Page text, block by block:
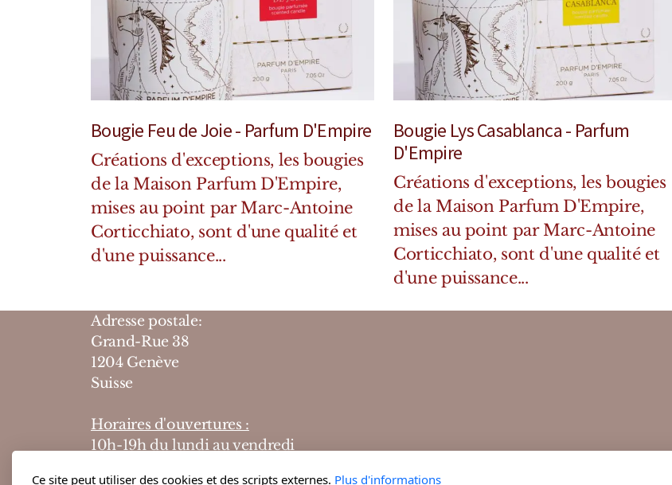
Bougie Feu de Joie - Parfum D'Empire
Créations d'exceptions, les bougies
de la Maison Parfum D'Empire,
mises au point par Marc-Antoine
Corticchiato, sont d'une qualité et
d'une puissance...
Bougie Lys Casablanca - Parfum
D'Empire
Créations d'exceptions, les bougies
de la Maison Parfum D'Empire,
mises au point par Marc-Antoine
Corticchiato, sont d'une qualité et
d'une puissance...
Adresse postale:
Grand-Rue 38
1204 Genève
Suisse
Horaires d'ouvertures :
10h-19h du lundi au vendredi
Ce site peut utiliser des cookies et des scripts externes. Plus d'informations